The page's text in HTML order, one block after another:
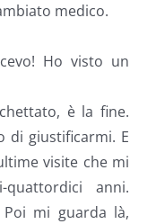
medico.
Ho visto un
è la fine.
di giustificarmi. E
visite che mi
anni.
mi guarda là,